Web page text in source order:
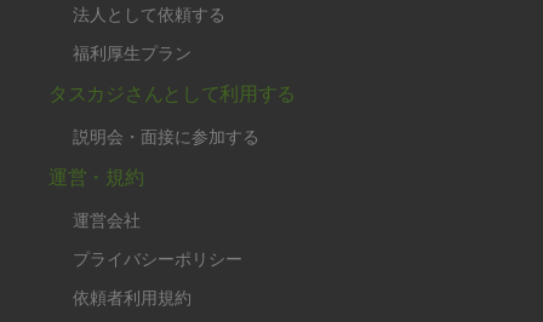
法人として依頼する
福利厚生プラン
タスカジさんとして利用する
説明会・面接に参加する
運営・規約
運営会社
プライバシーポリシー
依頼者利用規約